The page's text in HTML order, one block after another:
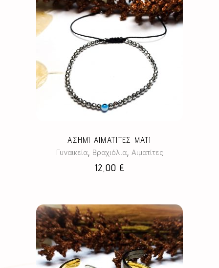
ΑΣΗΜΙ ΑΙΜΑΤΙΤΕΣ ΜΑΤΙ
Γυναικεία, Βραχιόλια, Αιματίτες
12,00 €